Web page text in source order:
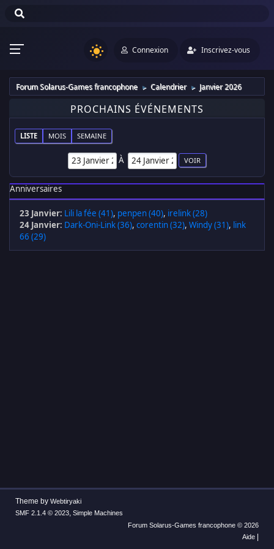
Connexion Inscrivez-vous
Forum Solarus-Games francophone ► Calendrier ► Janvier 2026
PROCHAINS ÉVÉNEMENTS
LISTE MOIS SEMAINE
À
Anniversaires
23 Janvier: Lili la fée (41), penpen (40), irelink (28)
24 Janvier: Dark-Oni-Link (36), corentin (32), Windy (31), link
66 (29)
Theme by Webtiryaki
SMF 2.1.4 © 2023, Simple Machines
Forum Solarus-Games francophone © 2026
Aide